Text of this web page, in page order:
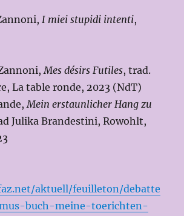
I miei stupidi intenti,
Mes désirs Futiles, trad.
La table ronde, 2023 (NdT)
Mein erstaunlicher Hang zu
Julika Brandestini, Rowohlt,
aktuell/feuilleton/debatte
buch-meine-toerichten-